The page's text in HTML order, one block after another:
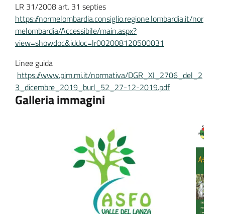
LR 31/2008 art. 31 septies
https://normelombardia.consiglio.regione.lombardia.it/nor
melombardia/Accessibile/main.aspx?
view=showdoc&iddoc=lr002008120500031
Linee guida
https://www.pim.mi.it/normativa/DGR_XI_2706_del_2
3_dicembre_2019_burl_52_27-12-2019.pdf
Galleria immagini